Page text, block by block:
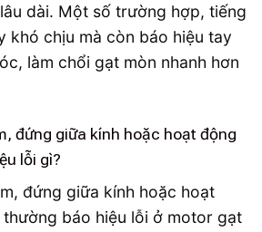
dài. Một số trường hợp, tiếng
khó chịu mà còn báo hiệu tay
làm chổi gạt mòn nhanh hơn
đứng giữa kính hoặc hoạt động
lỗi gì?
đứng giữa kính hoặc hoạt
báo hiệu lỗi ở motor gạt